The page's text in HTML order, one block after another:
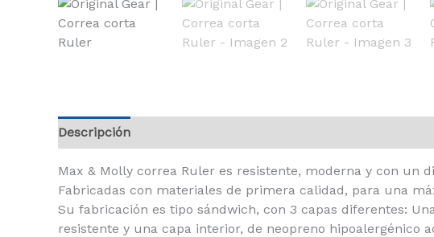
Descripción
Max & Molly correa Ruler es resistente, moderna y con un
Fabricadas con materiales de primera calidad, para una
Su fabricación es tipo sándwich, con 3 capas diferentes:
resistente y una capa interior, de neopreno hipoalergénico